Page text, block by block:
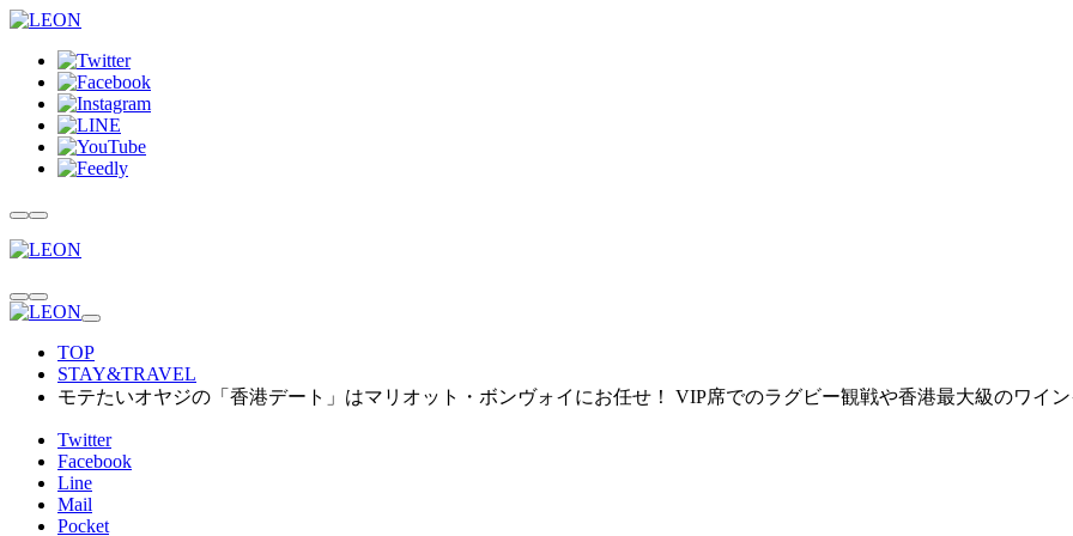
TOP
STAY&TRAVEL
モテたいオヤジの「香港デート」はマリオット・ボンヴォイにお任せ！ VIP席でのラグビー観戦や香港最大級のワイ
Twitter
Facebook
Line
Mail
Pocket